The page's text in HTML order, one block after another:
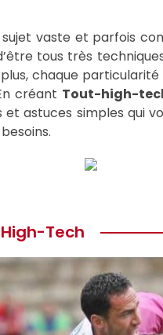
vaste et parfois
tous très
chaque
créant Tout-high-
astuces simples qui
Tech